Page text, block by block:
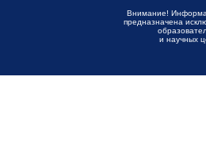
Внимание!
предназначена
и научных